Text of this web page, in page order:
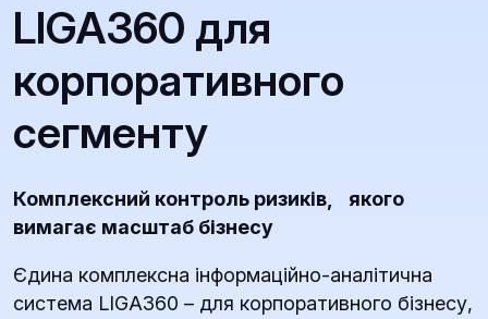
LIGA360 для
корпоративного
сегменту
Комплексний контроль ризиків, якого
вимагає масштаб бізнесу
Єдина комплексна інформаційно-аналітична
система LIGA360 – для корпоративного бізнесу,